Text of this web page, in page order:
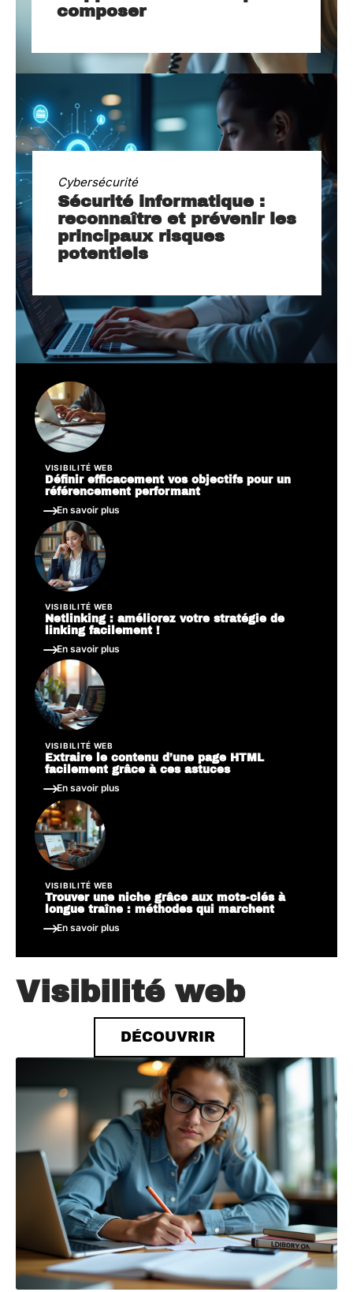
composer
Cybersécurité
Sécurité informatique :
reconnaître et prévenir les
principaux risques
potentiels
VISIBILITÉ WEB
Définir efficacement vos objectifs pour un
référencement performant
En savoir plus
VISIBILITÉ WEB
Netlinking : améliorez votre stratégie de
linking facilement !
En savoir plus
VISIBILITÉ WEB
Extraire le contenu d’une page HTML
facilement grâce à ces astuces
En savoir plus
VISIBILITÉ WEB
Trouver une niche grâce aux mots-clés à
longue traîne : méthodes qui marchent
En savoir plus
Visibilité web
DÉCOUVRIR